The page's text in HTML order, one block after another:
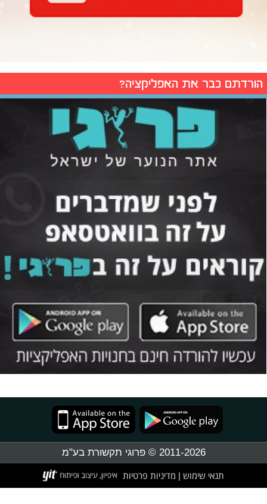
הורדתם כבר את האפליקציה?
2011-2026 © פרוגי תקשורת בע"מ
תנאי שימוש מדיניות פרטיות